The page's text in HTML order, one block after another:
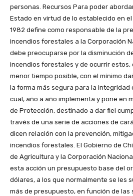
personas. Recursos Para poder
Estado en virtud de lo establecido en
1982 define como responsable de la
incendios forestales a la Corporación
debe preocuparse por la disminución
incendios forestales y de ocurrir estos,
menor tiempo posible, con el mínimo
la forma más segura para la integridad
cual, año a año implementa y pone en
de Protección, destinado a dar fiel
través de una serie de acciones de
dicen relación con la prevención,
incendios forestales. El Gobierno de
de Agricultura y la Corporación
esta acción un presupuesto base del
dólares, a los que normalmente se les
más de presupuesto, en función de las